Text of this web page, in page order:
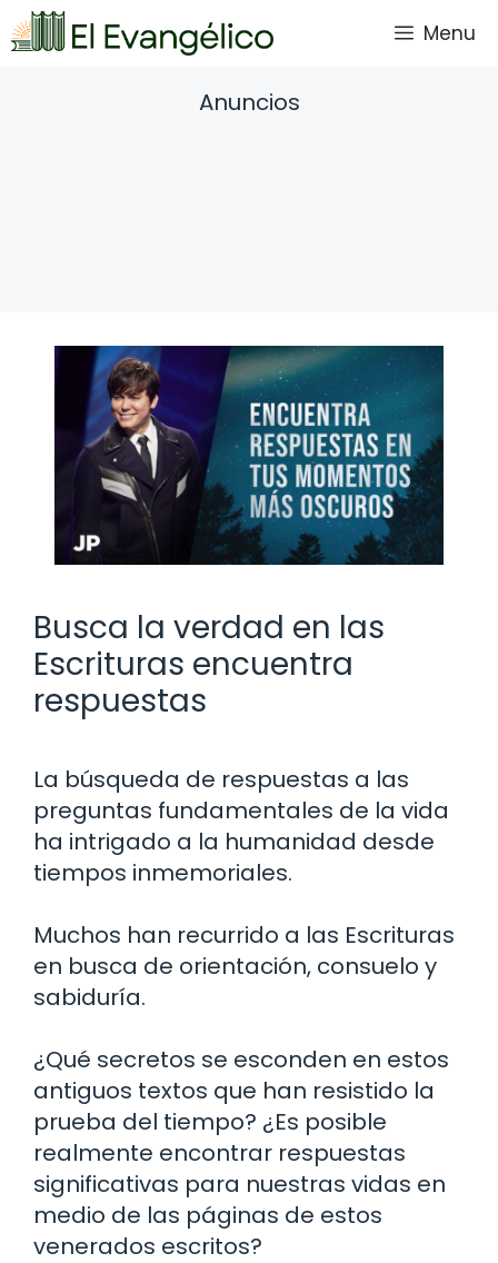
Saltar
al
Menu
Anuncios
Busca la verdad en las
Escrituras encuentra
respuestas
La búsqueda de respuestas a las
preguntas fundamentales de la vida
ha intrigado a la humanidad desde
tiempos inmemoriales.
Muchos han recurrido a las Escrituras
en busca de orientación, consuelo y
sabiduría.
¿Qué secretos se esconden en estos
antiguos textos que han resistido la
prueba del tiempo? ¿Es posible
realmente encontrar respuestas
significativas para nuestras vidas en
medio de las páginas de estos
venerados escritos?